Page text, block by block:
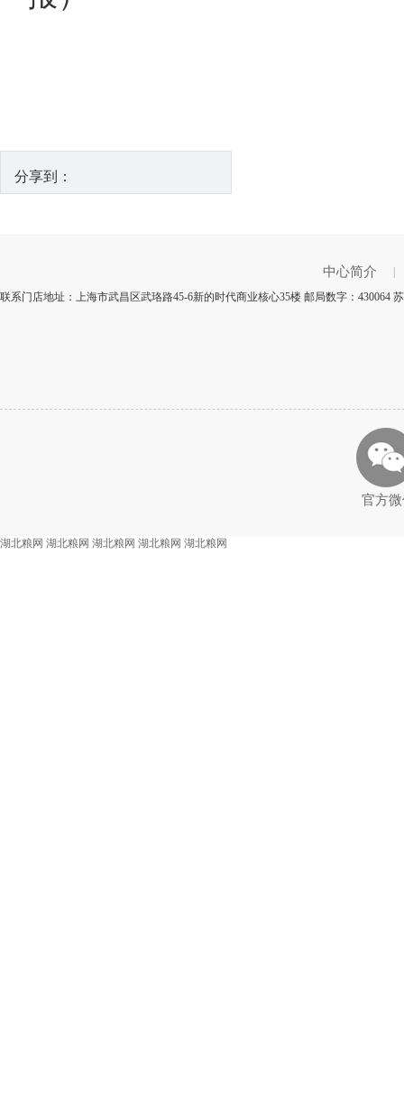
分享到：
中心简介
联系门店地址：上海市武昌区武珞路45-6新的时代商业核心35楼 邮局数字：430064
官方
湖北粮网 湖北粮网 湖北粮网 湖北粮网 湖北粮网